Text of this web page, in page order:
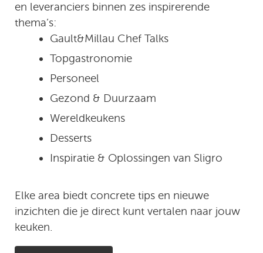
en leveranciers binnen zes inspirerende
thema’s:
Gault&Millau Chef Talks
Topgastronomie
Personeel
Gezond & Duurzaam
Wereldkeukens
Desserts
Inspiratie & Oplossingen van Sligro
Elke area biedt concrete tips en nieuwe
inzichten die je direct kunt vertalen naar jouw
keuken.